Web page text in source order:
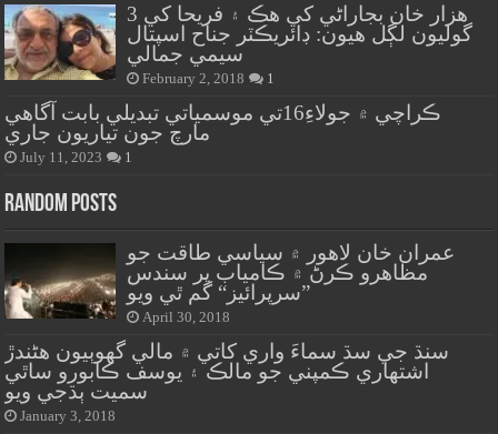
هزار خان بجاراڻي کي هڪ ۽ فريحا کي 3
گوليون لڳل هيون: ڊائريڪٽر جناح اسپتال
سيمي جمالي
February 2, 2018 1
ڪراچي ۾ جولاءِ16تي موسمياتي تبديلي بابت آگاهي
مارچ جون تياريون جاري
July 11, 2023 1
Random Posts
عمران خان لاهور ۾ سياسي طاقت جو
مظاهرو ڪرڻ ۾ ڪامياب پر سندس
”سرپرائيز“ گم ٿي ويو
April 30, 2018
سنڌ جي سڌ سماءَ واري کاتي ۾ مالي گهوٻيون هڻندڙ
اشتهاري ڪمپني جو مالڪ ۽ يوسف ڪابورو ساٿي
سميت ٻڌجي ويو
January 3, 2018